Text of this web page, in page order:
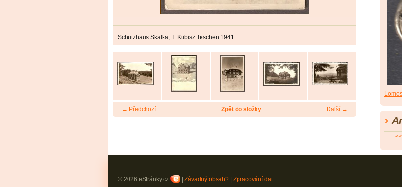
Schutzhaus Skalka, T. Kubisz Teschen 1941
← Předchozí Další →
Zpět do složky
<<
© 2026 eStránky.cz Závadný obsah? Zpracování dat